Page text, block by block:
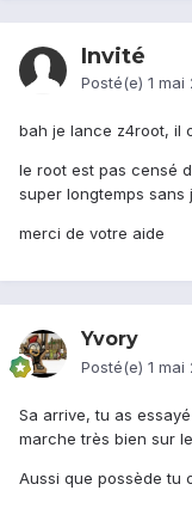
Invité
Posté(e) 1 mai
bah je lance z4root, il
le root est pas censé
super longtemps sans
merci de votre aide
Yvory
Posté(e) 1 mai
Sa arrive, tu as
marche très bien sur
Aussi que possède tu